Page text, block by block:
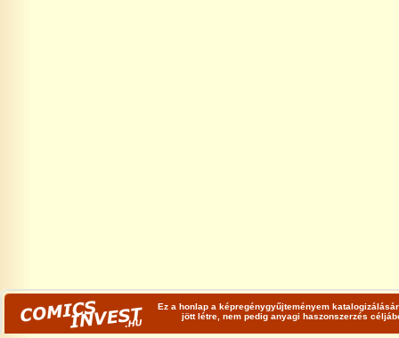
Ez a honlap a képregénygyűjteményem
jött létre, nem pedig anyagi haszonszerzés